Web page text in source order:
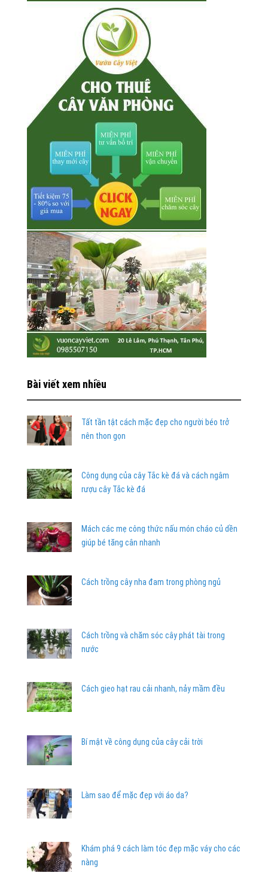
Bài viết xem nhiều
Tất tần tật cách mặc đẹp cho người béo trở
nên thon gọn
Công dụng của cây Tắc kè đá và cách ngâm
rượu cây Tắc kè đá
Mách các mẹ công thức nấu món cháo củ dền
giúp bé tăng cân nhanh
Cách trồng cây nha đam trong phòng ngủ
Cách trồng và chăm sóc cây phát tài trong
nước
Cách gieo hạt rau cải nhanh, nảy mầm đều
Bí mật về công dụng của cây cải trời
Làm sao để mặc đẹp với áo da?
Khám phá 9 cách làm tóc đẹp mặc váy cho các
nàng